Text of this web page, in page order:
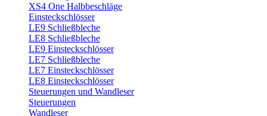
XS4 One Halbbeschläge
Einsteckschlösser
LE9 Schließbleche
LE8 Schließbleche
LE9 Einsteckschlösser
LE7 Schließbleche
LE7 Einsteckschlösser
LE8 Einsteckschlösser
Steuerungen und Wandleser
Steuerungen
Wandleser